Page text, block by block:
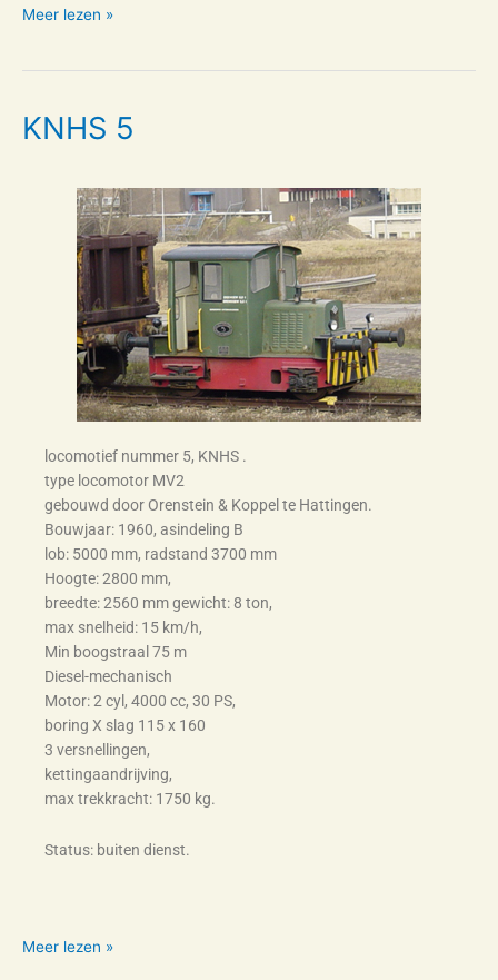
Meer lezen »
KNHS 5
locomotief nummer 5, KNHS .
type locomotor MV2
gebouwd door Orenstein & Koppel te Hattingen.
Bouwjaar: 1960, asindeling B
lob: 5000 mm, radstand 3700 mm
Hoogte: 2800 mm,
breedte: 2560 mm gewicht: 8 ton,
max snelheid: 15 km/h,
Min boogstraal 75 m
Diesel-mechanisch
Motor: 2 cyl, 4000 cc, 30 PS,
boring X slag 115 x 160
3 versnellingen,
kettingaandrijving,
max trekkracht: 1750 kg.
Status: buiten dienst.
KNHS
5
Meer lezen »